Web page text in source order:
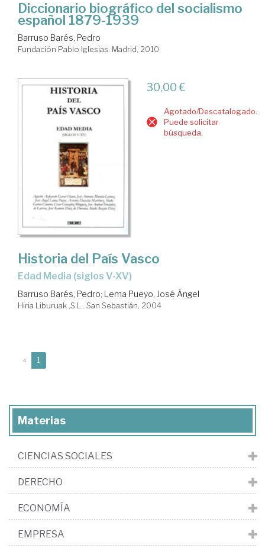
Diccionario biográfico del socialismo
español 1879-1939
Barruso Barés, Pedro
Fundación Pablo Iglesias. Madrid, 2010
30,00 €
Agotado/Descatalogado.
Puede solicitar
búsqueda.
Historia del País Vasco
Edad Media (siglos V-XV)
Barruso Barés, Pedro; Lema Pueyo, José Ángel
Hiria Liburuak ,S.L.. San Sebastián, 2004
« 1
Materias
CIENCIAS SOCIALES
DERECHO
ECONOMÍA
EMPRESA